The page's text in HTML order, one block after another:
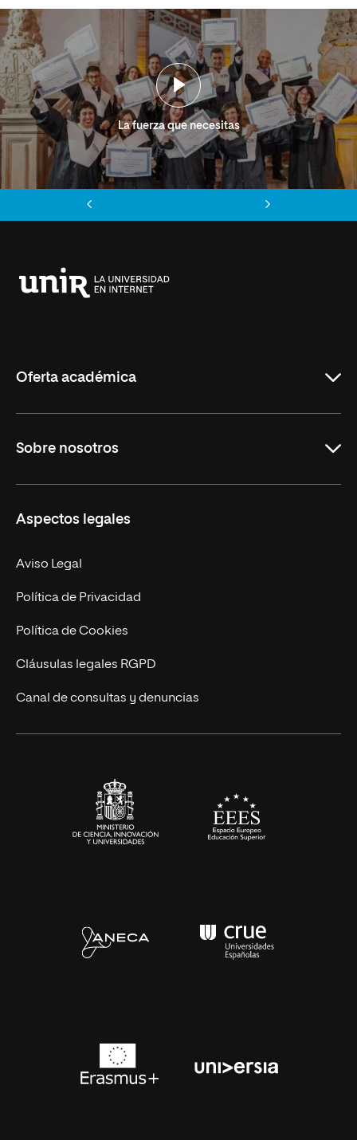
La fuerza que necesitas
Oferta académica
Másteres Oficiales
Másteres Propios
Doctorados
Experto Universitario
Postgrados
Cursos Universitarios
Sobre nosotros
Facultades
Nuestro Equipo
Trabaja en UNIR
Actualidad
UNIR Revista
Eventos
Aspectos legales
Aviso Legal
Política de Privacidad
Política de Cookies
Cláusulas legales RGPD
Canal de consultas y denuncias